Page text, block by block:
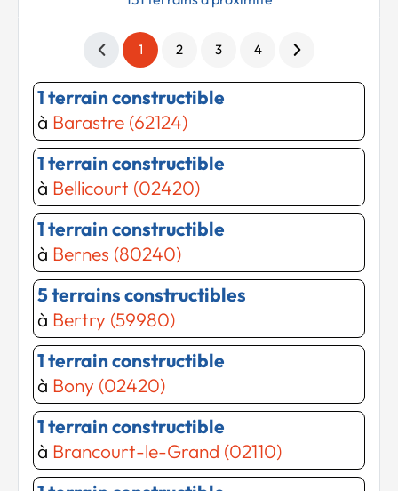
1 2 3 4
1 terrain constructible
à Barastre (62124)
1 terrain constructible
à Bellicourt (02420)
1 terrain constructible
à Bernes (80240)
5 terrains constructibles
à Bertry (59980)
1 terrain constructible
à Bony (02420)
1 terrain constructible
à Brancourt-le-Grand (02110)